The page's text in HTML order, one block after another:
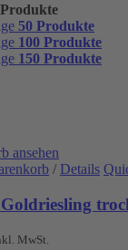
50 Produkte
100 Produkte
150 Produkte
ansehen
/ Details
MwSt.